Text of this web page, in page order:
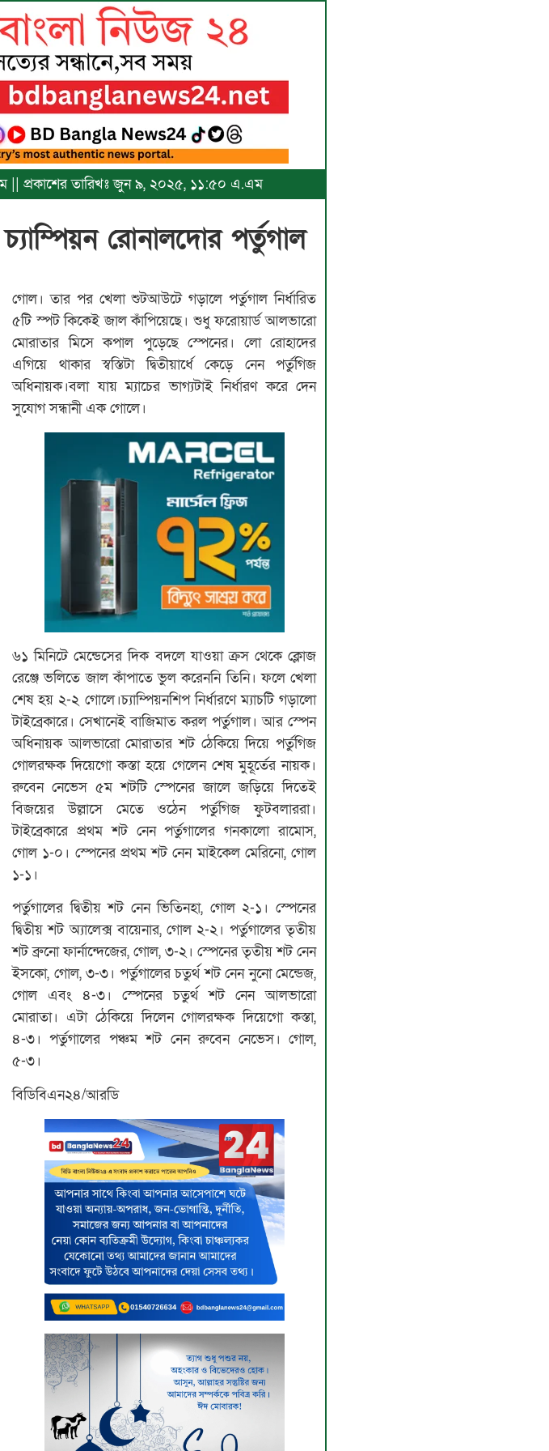
|| প্রকাশের তারিখঃ জুন ৯, ২০২৫, ১১:৫০ এ.এম
রোনালদোর পর্তুগাল
গোল। তার পর খেলা শুটআউটে গড়ালে পর্তুগাল নির্ধারিত
৫টি স্পট কিকেই জাল কাঁপিয়েছে। শুধু ফরোয়ার্ড আলভারো
মোরাতার মিসে কপাল পুড়েছে স্পেনের। লো রোহাদের
এগিয়ে থাকার স্বস্তিটা দ্বিতীয়ার্ধে কেড়ে নেন পর্তুগিজ
অধিনায়ক।বলা যায় ম্যাচের ভাগ্যটাই নির্ধারণ করে দেন
সুযোগ সন্ধানী এক গোলে।
৬১ মিনিটে মেন্ডেসের দিক বদলে যাওয়া ক্রস থেকে ক্লোজ
রেঞ্জে ভলিতে জাল কাঁপাতে ভুল করেননি তিনি। ফলে খেলা
শেষ হয় ২-২ গোলে।চ্যাম্পিয়নশিপ নির্ধারণে ম্যাচটি গড়ালো
টাইব্রেকারে। সেখানেই বাজিমাত করল পর্তুগাল। আর স্পেন
অধিনায়ক আলভারো মোরাতার শট ঠেকিয়ে দিয়ে পর্তুগিজ
গোলরক্ষক দিয়েগো কস্তা হয়ে গেলেন শেষ মুহূর্তের নায়ক।
রুবেন নেভেস ৫ম শটটি স্পেনের জালে জড়িয়ে দিতেই
বিজয়ের উল্লাসে মেতে ওঠেন পর্তুগিজ ফু্টবলাররা।
টাইব্রেকারে প্রথম শট নেন পর্তুগালের গনকালো রামোস,
গোল ১-০। স্পেনের প্রথম শট নেন মাইকেল মেরিনো, গোল
১-১।
পর্তুগালের দ্বিতীয় শট নেন ভিতিনহা, গোল ২-১। স্পেনের
দ্বিতীয় শট অ্যালেক্স বায়েনার, গোল ২-২। পর্তুগালের তৃতীয়
শট ব্রুনো ফার্নান্দেজের, গোল, ৩-২। স্পেনের তৃতীয় শট নেন
ইসকো, গোল, ৩-৩। পর্তুগালের চতুর্থ শট নেন নুনো মেন্ডেজ,
গোল এবং ৪-৩। স্পেনের চতুর্থ শট নেন আলভারো
মোরাতা। এটা ঠেকিয়ে দিলেন গোলরক্ষক দিয়েগো কস্তা,
৪-৩। পর্তুগালের পঞ্চম শট নেন রুবেন নেভেস। গোল,
৫-৩।
বিডিবিএন২৪/আরডি